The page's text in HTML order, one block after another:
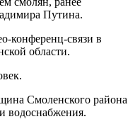
Путина.
конференц-связи в
области.
Смоленского района
водоснабжения.